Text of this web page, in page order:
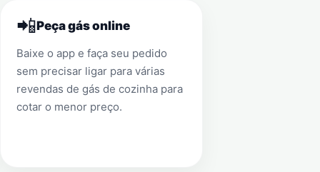
📲Peça gás online
Baixe o app e faça seu pedido
sem precisar ligar para várias
revendas de gás de cozinha para
cotar o menor preço.